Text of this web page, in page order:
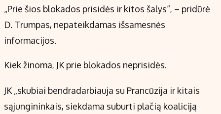
„Prie šios blokados prisidės ir kitos šalys“, – pridūrė
D. Trumpas, nepateikdamas išsamesnės
informacijos.
Kiek žinoma, JK prie blokados neprisidės.
JK „skubiai bendradarbiauja su Prancūzija ir kitais
sąjungininkais, siekdama suburti plačią koaliciją